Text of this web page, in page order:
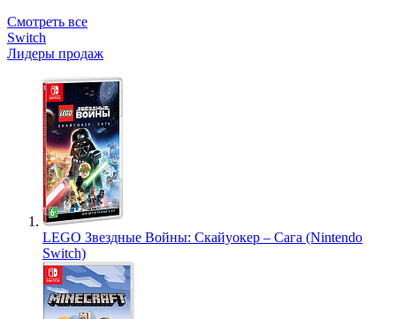
Смотреть все
Switch
Лидеры продаж
LEGO Звездные Войны: Скайуокер – Сага (Nintendo
Switch)